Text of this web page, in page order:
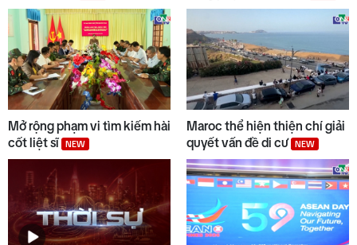
Mở rộng phạm vi tìm kiếm hài
cốt liệt sĩ
NEW
Maroc thể hiện thiện chí giải
quyết vấn đề di cư
NEW